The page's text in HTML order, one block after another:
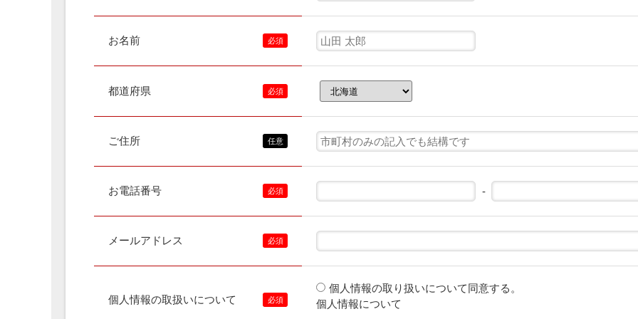
お名前
都道府県
ご住所
お電話番号 -
メールアドレス
個人情報の取扱いについて
個人情報の取り扱いについて同意する。
個人情報について